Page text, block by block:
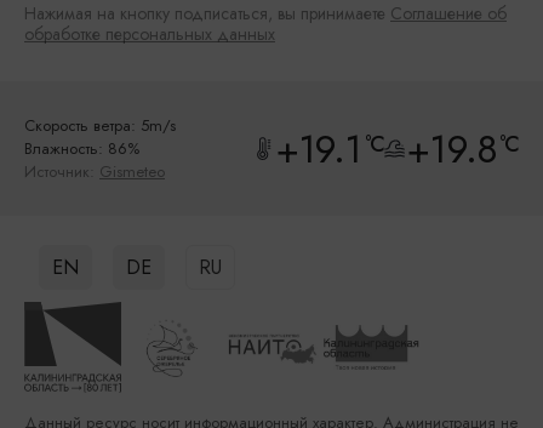
Нажимая на кнопку подписаться, вы принимаете Соглашение об
обработке персональных данных
Скорость ветра: 5m/s
Влажность: 86%
Источник: Gismeteo +19.1 °C +19.8°C
EN DE RU
Данный ресурс носит информационный характер. Администрация не